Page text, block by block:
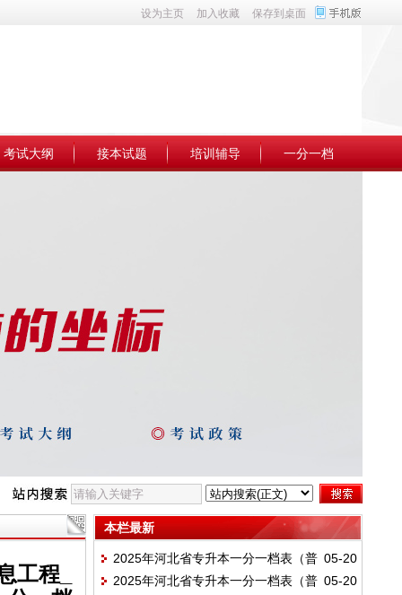
设为主页 加入收藏 保存到桌面
考试大纲 接本试题 培训辅导 一分一档
工程_
本栏最新
05-20
2025年河北省专升本一分一档表（普
通考生）-艺术-艺术教育（声乐）_音乐表演
05-20
2025年河北省专升本一分一档表（普